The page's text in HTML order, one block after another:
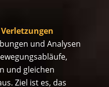
und Analysen
und gleichen
Ziel ist es, das